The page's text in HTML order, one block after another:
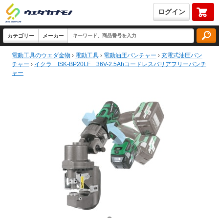
ログイン
電動工具のウエダ金物 › 電動工具 › 電動油圧パンチャー › 充電式油圧パン
チャー › イクラ ISK-BP20LF 36V-2.5Ahコードレスバリアフリーパンチ
ャー